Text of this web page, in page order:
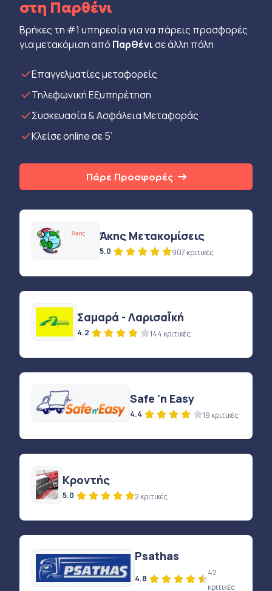
στη Παρθένι
Βρήκες τη #1 υπηρεσία για να πάρεις προσφορές
για μετακόμιση από Παρθένισε άλλη πόλη
Eπαγγελματίες μεταφορείς
Τηλεφωνική Εξυπηρέτηση
Συσκευασία & Ασφάλεια Μεταφοράς
Κλείσε online σε 5’
Πάρε Προσφορές
Άκης Μετακομίσεις
5.0 907 κριτικές
Σαμαρά - ΛαρισαΪκή
4.2 144 κριτικές
Safe 'n Easy
4.4 19 κριτικές
Κροντής
5.0 2 κριτικές
Psathas
4.8
42
κριτικές